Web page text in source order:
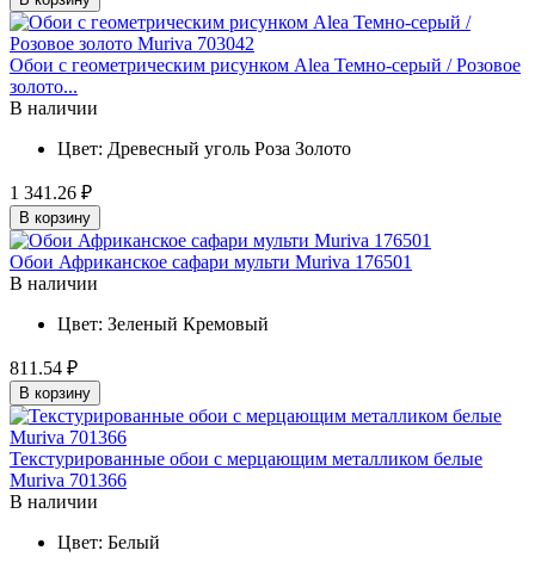
Обои с геометрическим рисунком Alea Темно-серый / Розовое
золото...
В наличии
Цвет: Древесный уголь Роза Золото
1 341.26 ₽
В корзину
Обои Африканское сафари мульти Muriva 176501
В наличии
Цвет: Зеленый Кремовый
811.54 ₽
В корзину
Текстурированные обои с мерцающим металликом белые
Muriva 701366
В наличии
Цвет: Белый